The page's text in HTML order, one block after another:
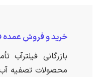
خرید و فروش عمده
بازرگانی فیلترآب
محصولات تصفیه